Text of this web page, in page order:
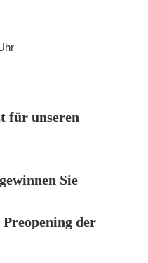
für unseren
Sie
der